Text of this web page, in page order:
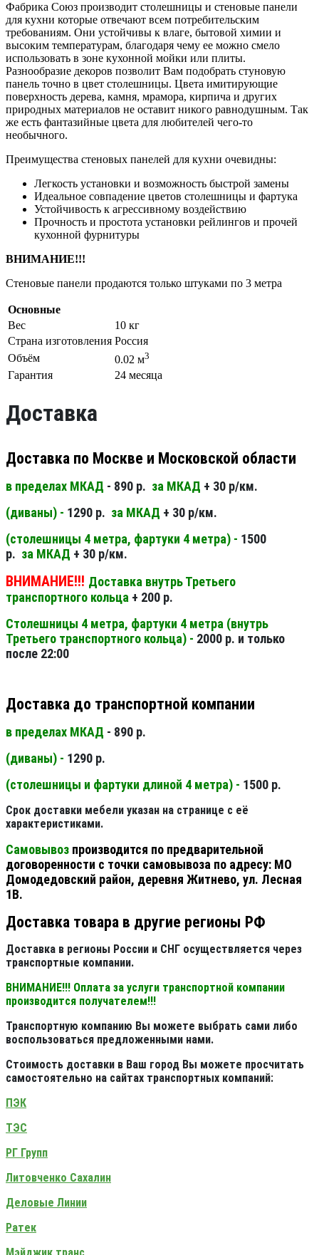
Фабрика Союз производит столешницы и стеновые панели
для кухни которые отвечают всем потребительским
требованиям. Они устойчивы к влаге, бытовой химии и
высоким температурам, благодаря чему ее можно смело
использовать в зоне кухонной мойки или плиты.
Разнообразие декоров позволит Вам подобрать стуновую
панель точно в цвет столешницы. Цвета имитирующие
поверхность дерева, камня, мрамора, кирпича и других
природных материалов не оставит никого равнодушным. Так
же есть фантазийные цвета для любителей чего-то
необычного.
Преимущества стеновых панелей для кухни очевидны:
Легкость установки и возможность быстрой замены
Идеальное совпадение цветов столешницы и фартука
Устойчивость к агрессивному воздействию
Прочность и простота установки рейлингов и прочей
кухонной фурнитуры
ВНИМАНИЕ!!!
Стеновые панели продаются только штуками по 3 метра
Основные
Вес
10 кг
Страна изготовления Россия
Объём
0.02 м3
Гарантия 24 месяца
Доставка
Доставка по Москве и Московской области
в пределах МКАД - 890 р. за МКАД + 30 р/км.
(диваны) - 1290 р. за МКАД + 30 р/км.
(столешницы 4 метра, фартуки 4 метра) - 1500
р. за МКАД + 30 р/км.
ВНИМАНИЕ!!! Доставка внутрь Третьего
транспортного кольца + 200 р.
Столешницы 4 метра, фартуки 4 метра (внутрь
Третьего транспортного кольца) - 2000 р. и только
после 22:00
Доставка до транспортной компании
в пределах МКАД - 890 р.
(диваны) - 1290 р.
(столешницы и фартуки длиной 4 метра) - 1500 р.
Срок доставки мебели указан на странице с её
характеристиками.
Самовывоз производится по предварительной
договоренности с точки самовывоза по адресу: МО
Домодедовский район, деревня Житнево, ул. Лесная
1В.
Доставка товара в другие регионы РФ
Доставка в регионы России и СНГ осуществляется через
транспортные компании.
ВНИМАНИЕ!!! Оплата за услуги транспортной компании
производится получателем!!!
Транспортную компанию Вы можете выбрать сами либо
воспользоваться предложенными нами.
Стоимость доставки в Ваш город Вы можете просчитать
самостоятельно на сайтах транспортных компаний:
ПЭК
ТЭС
РГ Групп
Литовченко Сахалин
Деловые Линии
Ратек